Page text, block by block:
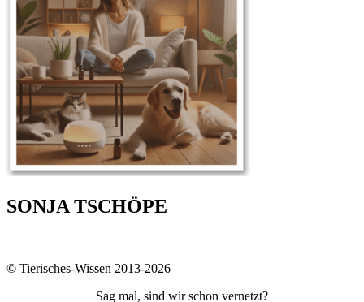
SONJA TSCHÖPE
© Tierisches-Wissen 2013-2026
Sag mal, sind wir schon vernetzt?